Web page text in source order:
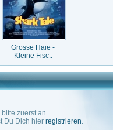
Grosse Haie -
Kleine Fisc..
zuerst an.
Du Dich hier registrieren.